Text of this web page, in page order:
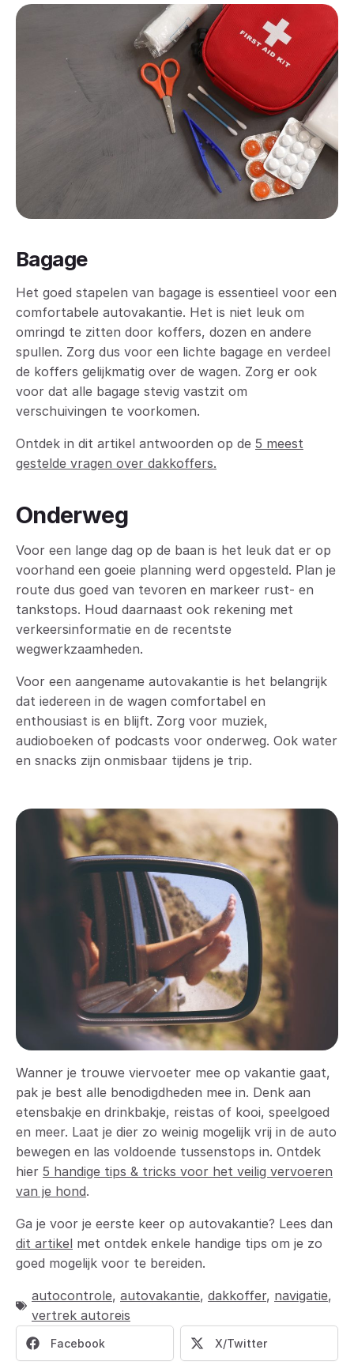
Bagage
Het goed stapelen van bagage is essentieel voor een
comfortabele autovakantie. Het is niet leuk om
omringd te zitten door koffers, dozen en andere
spullen. Zorg dus voor een lichte bagage en verdeel
de koffers gelijkmatig over de wagen. Zorg er ook
voor dat alle bagage stevig vastzit om
verschuivingen te voorkomen.
Ontdek in dit artikel antwoorden op de 5 meest
gestelde vragen over dakkoffers.
Onderweg
Voor een lange dag op de baan is het leuk dat er op
voorhand een goeie planning werd opgesteld. Plan je
route dus goed van tevoren en markeer rust- en
tankstops. Houd daarnaast ook rekening met
verkeersinformatie en de recentste
wegwerkzaamheden.
Voor een aangename autovakantie is het belangrijk
dat iedereen in de wagen comfortabel en
enthousiast is en blijft. Zorg voor muziek,
audioboeken of podcasts voor onderweg. Ook water
en snacks zijn onmisbaar tijdens je trip.
Wanner je trouwe viervoeter mee op vakantie gaat,
pak je best alle benodigdheden mee in. Denk aan
etensbakje en drinkbakje, reistas of kooi, speelgoed
en meer. Laat je dier zo weinig mogelijk vrij in de auto
bewegen en las voldoende tussenstops in. Ontdek
hier 5 handige tips & tricks voor het veilig vervoeren
van je hond.
Ga je voor je eerste keer op autovakantie? Lees dan
dit artikel met ontdek enkele handige tips om je zo
goed mogelijk voor te bereiden.
autocontrole, autovakantie, dakkoffer, navigatie,
vertrek autoreis
Facebook X/Twitter